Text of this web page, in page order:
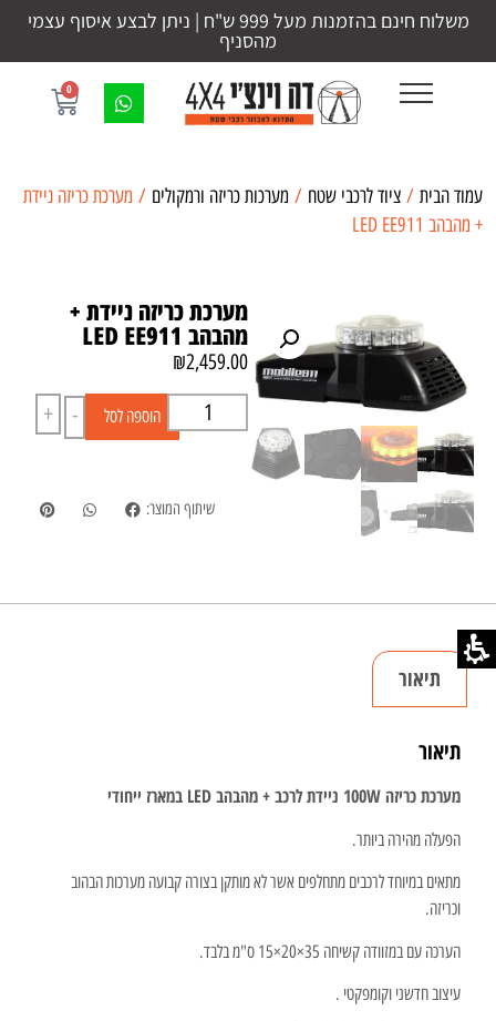
משלוח חינם בהזמנות מעל 999 ש"ח | ניתן לבצע איסוף עצמי
מהסניף
0
עמוד הבית / ציוד לרכבי שטח / מערכות כריזה ורמקולים / מערכת כריזה ניידת
+ מהבהב LED EE911
מערכת כריזה ניידת +
מהבהב LED EE911
₪2,459.00
-
+ הוספה לסל
שיתוף המוצר:
תיאור
תיאור
מערכת כריזה 100W ניידת לרכב + מהבהב LED במארז ייחודי
הפעלה מהירה ביותר.
מתאים במיוחד לרכבים מתחלפים אשר לא מותקן בצורה קבועה מערכות הבהוב
וכריזה.
הערכה עם במזוודה קשיחה 35×20×15 ס"מ בלבד.
עיצוב חדשני וקומפקטי .